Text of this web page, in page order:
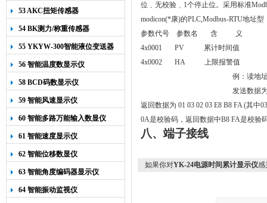
53 AKC扭矩传感器
54 BK测力/称重传感器
55 YKYW-300智能液位变送器
56 智能温度数显示仪
58 BCD码数显示仪
59 智能风速显示仪
60 智能多路万能输入数显仪
61 智能速度显示仪
62 智能位移数显仪
63 智能角度编码器显示仪
64 智能振动监视仪
位﹑无校验 ﹑ 1个停止位。采用标准
modicon(*康)的PLC,Modbus-RTU地址
参数代号 参数名 含 义
4x0001 PV 累计时间值
4x0002 HA 上限报警值
例：读地
发送数据
返回数据为 01 03 02 03 E8 B8 FA (其
0A是校验码，返回数据中B8 FA是校验
八、端子接线
如果你对YK-24电源时间累计显示仪感